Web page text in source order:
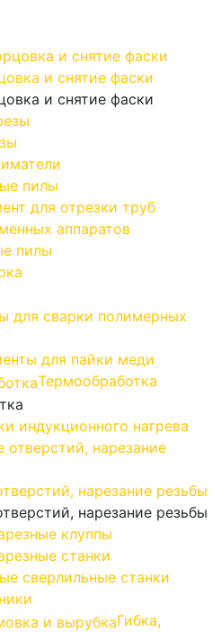
и снятие фаски
и снятие фаски
пилы
для отрезки труб
аппаратов
пилы
для сварки полимерных
для пайки меди
Термообработка
индукционного нагрева
нарезание резьбы
нарезание резьбы
клуппы
станки
сверлильные станки
Гибка,